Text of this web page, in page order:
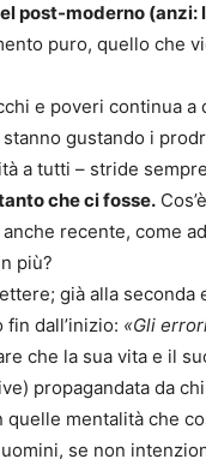
post-moderno (anzi:
puro, quello che
e poveri continua a
gustando i
a tutti – stride
che ci fosse.
recente, come
più?
già alla seconda
dall’inizio: «Gli
che la sua vita e il
propagandata da
mentalità che
se non